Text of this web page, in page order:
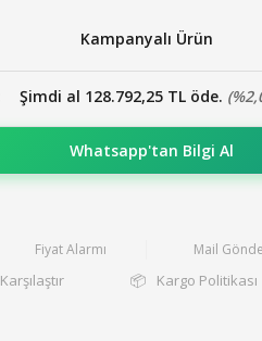
Kampanyalı Ürün
Şimdi al 128.792,25 TL öde.
Whatsapp'tan Bilgi Al
Fiyat Alarmı Mail
Karşılaştır 📦 Kargo Politikası